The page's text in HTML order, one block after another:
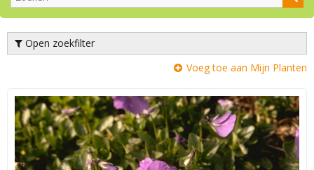
Open zoekfilter
Voeg toe aan Mijn Planten